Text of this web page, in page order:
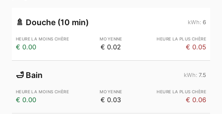
🚿 Douche (10 min) 6
€ 0.00 € 0.02 € 0.05
🛁 Bain 7.5
€ 0.00 € 0.03 € 0.06